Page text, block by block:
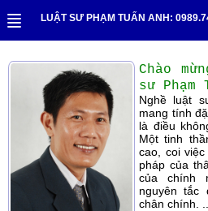
LUẬT SƯ PHẠM TUẤN ANH:
Chào
sư Phạm
Nghề luật
mang tính
là điều
Một tinh
cao, coi
pháp của
của chính
nguyên
chân chính. ..